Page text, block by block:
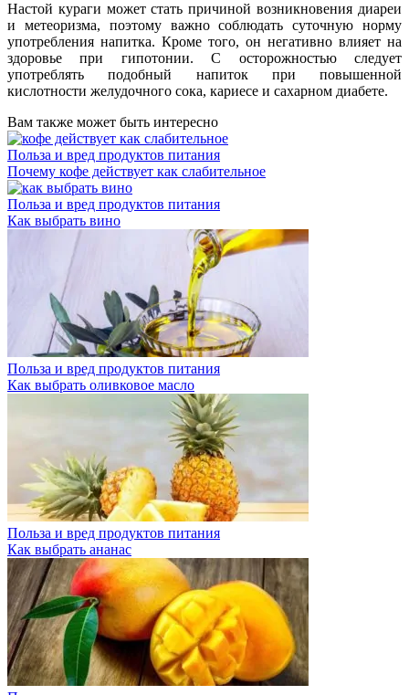
Настой кураги может стать причиной возникновения диареи
и метеоризма, поэтому важно соблюдать суточную норму
употребления напитка. Кроме того, он негативно влияет на
здоровье при гипотонии. С осторожностью следует
употреблять подобный напиток при повышенной
кислотности желудочного сока, кариесе и сахарном диабете.
Вам также может быть интересно
Польза и вред продуктов питания
Почему кофе действует как слабительное
Польза и вред продуктов питания
Как выбрать вино
Польза и вред продуктов питания
Как выбрать оливковое масло
Польза и вред продуктов питания
Как выбрать ананас